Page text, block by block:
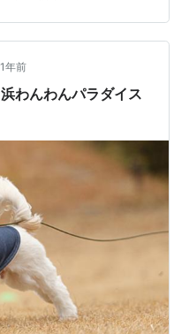
：八ヶ岳わんわんパラダ
施設名：八ヶ岳わんわん
408-0031 山梨県北杜
1年前
わんわんパラダイス